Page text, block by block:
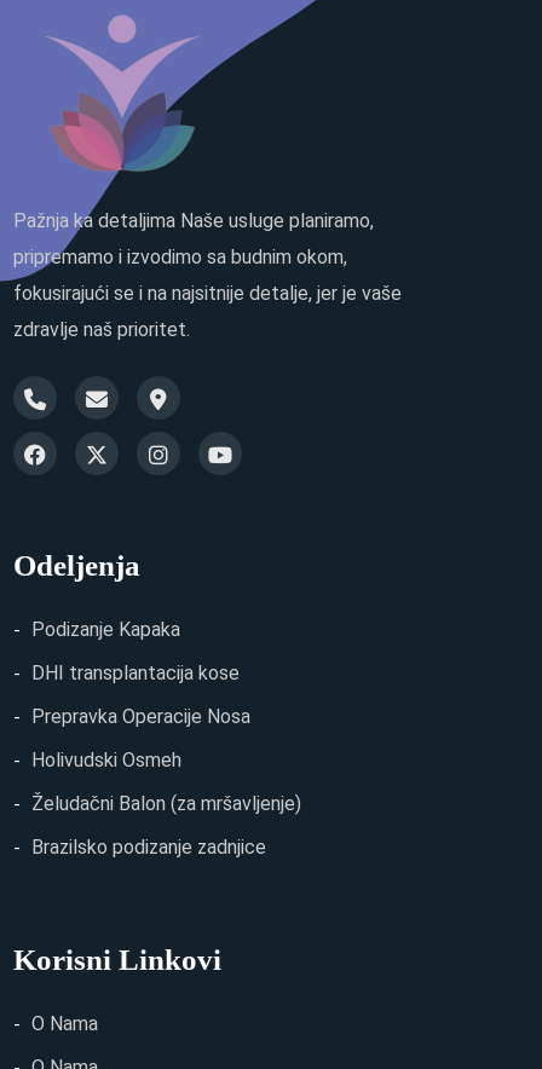
Pažnja ka detaljima Naše usluge planiramo,
pripremamo i izvodimo sa budnim okom,
fokusirajući se i na najsitnije detalje, jer je vaše
zdravlje naš prioritet.
Odeljenja
Podizanje Kapaka
DHI transplantacija kose
Prepravka Operacije Nosa
Holivudski Osmeh
Želudačni Balon (za mršavljenje)
Brazilsko podizanje zadnjice
Korisni Linkovi
O Nama